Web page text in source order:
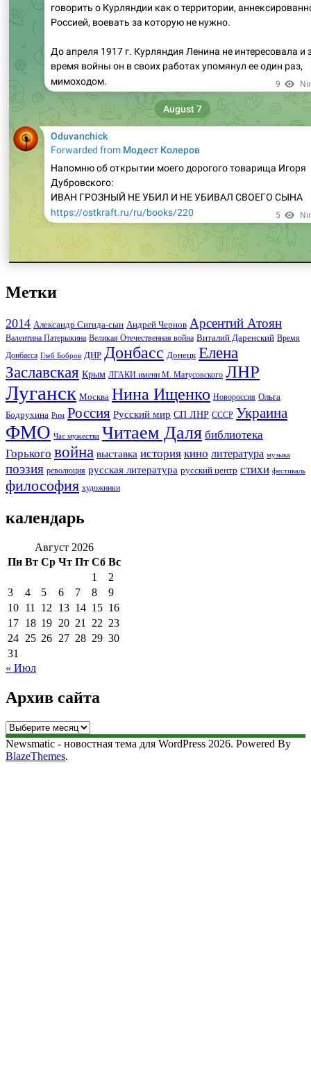
Метки
2014 Александр Сигида-сын Андрей Чернов Арсентий Атоян
Валентина Патерыкина Великая Отечественная война Виталий Даренский Время
Донбасса Глеб Бобров ДНР Донбасс Донецк Елена
Заславская Крым ЛГАКИ имени М. Матусовского ЛНР
Луганск Москва Нина Ищенко Новороссия Ольга
Бодрухина Рим Россия Русский мир СП ЛНР СССР Украина
ФМО Час мужества Читаем Даля библиотека
Горького война выставка история кино литература музыка
поэзия революция русская литература русский центр стихи фестиваль
философия художники
календарь
Август 2026
Пн Вт Ср Чт Пт Сб Вс
1
2
3
4 5 6 7 8
9
10 11 12 13 14 15 16
17 18 19 20 21 22 23
24 25 26 27 28 29 30
31
« Июл
Архив сайта
Архив
сайта
Newsmatic - новостная тема для WordPress 2026. Powered By
BlazeThemes.